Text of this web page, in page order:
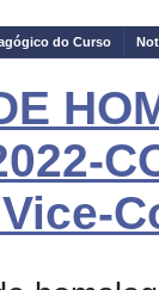
do Curso